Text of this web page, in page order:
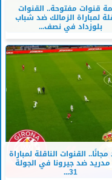
قنوات مفتوحة.. القنوات
لمباراة الزمالك ضد شباب
بلوزداد في نصف...
القنوات الناقلة لمباراة
مدريد ضد جيرونا في الجولة
31...